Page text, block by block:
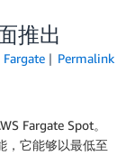
推出
Fargate
Permalink
Fargate Spot。
，它能够以最低至